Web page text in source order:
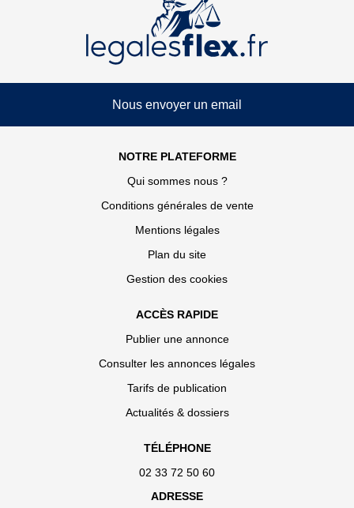
Nous envoyer un email
NOTRE PLATEFORME
Qui sommes nous ?
Conditions générales de vente
Mentions légales
Plan du site
Gestion des cookies
ACCÈS RAPIDE
Publier une annonce
Consulter les annonces légales
Tarifs de publication
Actualités & dossiers
TÉLÉPHONE
02 33 72 50 60
ADRESSE